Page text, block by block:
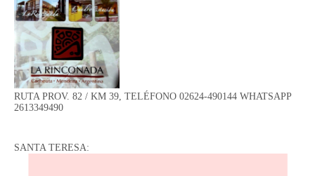
RUTA PROV. 82 / KM 39, TELÉFONO 02624-490144 WHATSAPP
2613349490
SANTA TERESA: